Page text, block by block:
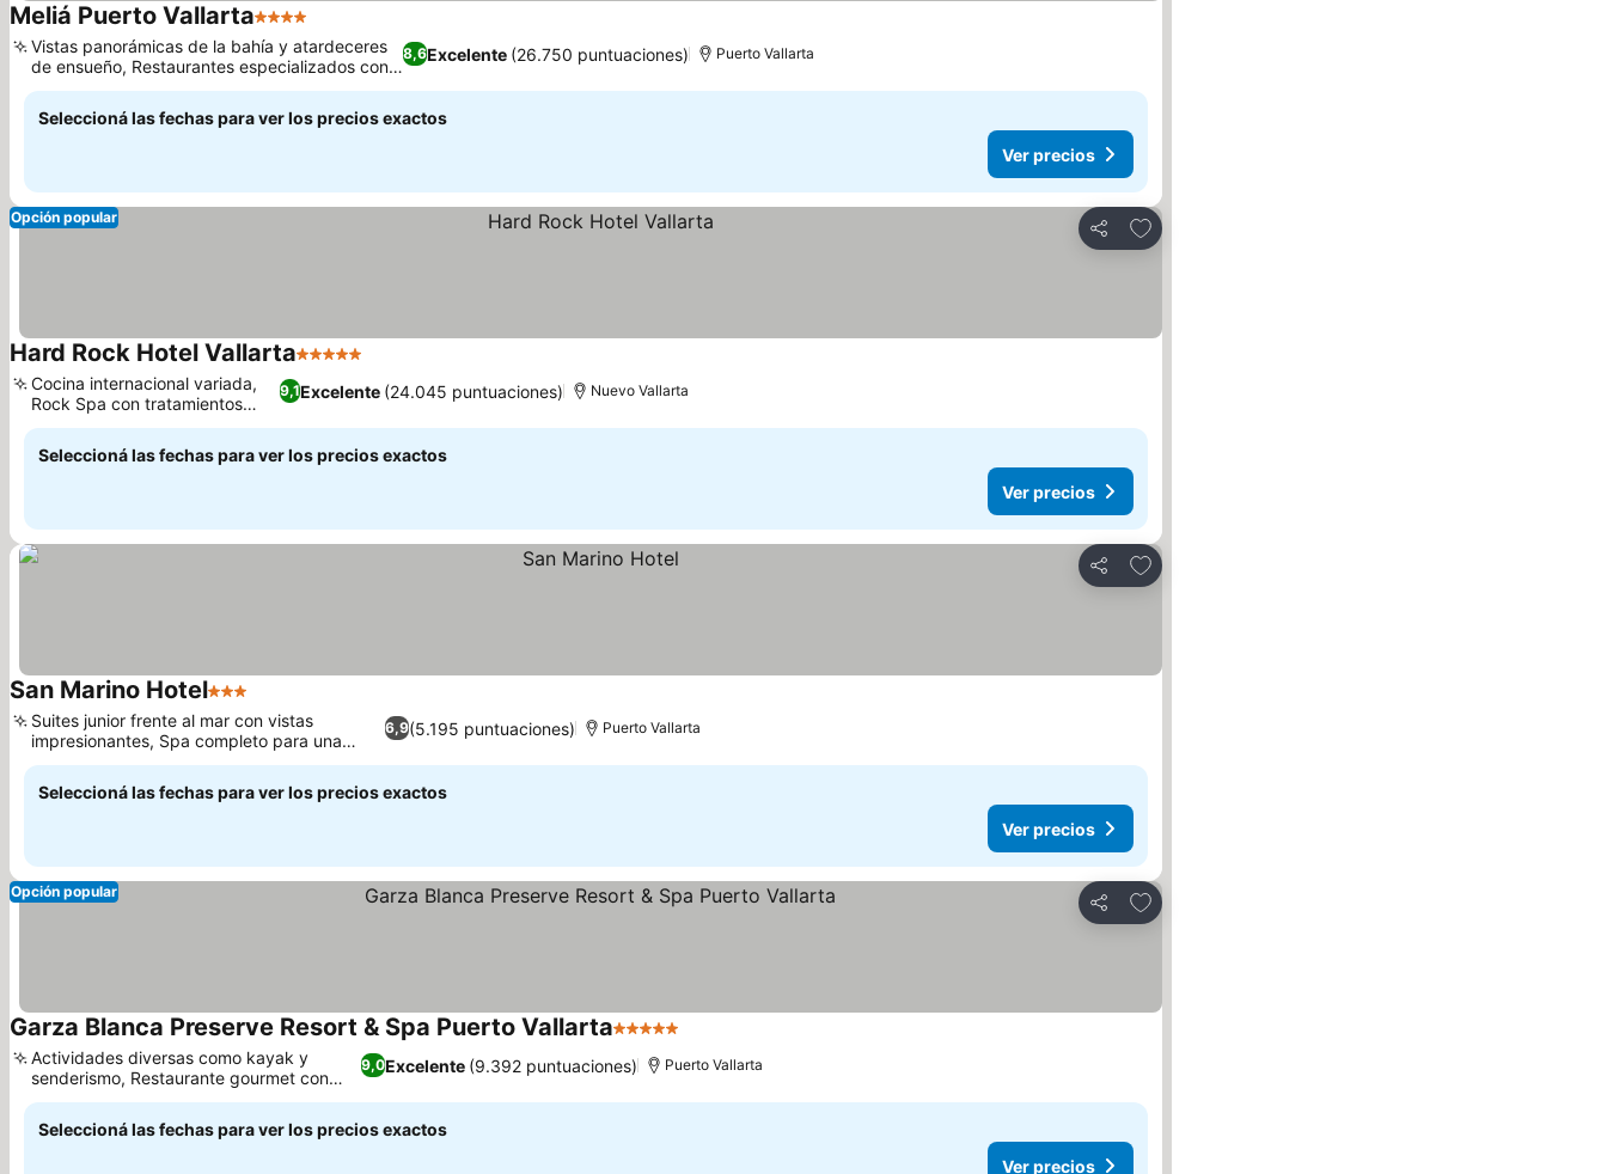
Meliá Puerto Vallarta4 Estrellas
8,6Excelente (26.750 puntuaciones)
Vistas panorámicas de la bahía y atardeceres
de ensueño, Restaurantes especializados con
auténtica comida mexicana
Puerto Vallarta
Seleccioná las fechas para ver los precios exactos
Ver precios
Compartir
Añadir a favoritos
Opción popular
Hard Rock Hotel Vallarta5 Estrellas
9,1Excelente (24.045 puntuaciones)
Cocina internacional variada,
Rock Spa con tratamientos
únicos
Nuevo Vallarta
Seleccioná las fechas para ver los precios exactos
Ver precios
Compartir
Añadir a favoritos
San Marino Hotel3 Estrellas
6,9(5.195 puntuaciones)
Suites junior frente al mar con vistas
impresionantes, Spa completo para una
relajación total
Puerto Vallarta
Seleccioná las fechas para ver los precios exactos
Ver precios
Compartir
Añadir a favoritos
Opción popular
Garza Blanca Preserve Resort & Spa Puerto Vallarta5 Estrellas
9,0Excelente (9.392 puntuaciones)
Actividades diversas como kayak y
senderismo, Restaurante gourmet con
bodega galardonada
Puerto Vallarta
Seleccioná las fechas para ver los precios exactos
Ver precios